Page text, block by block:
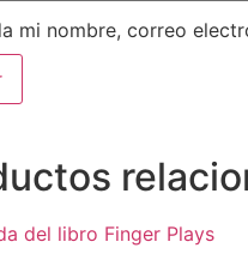
mi nombre, correo